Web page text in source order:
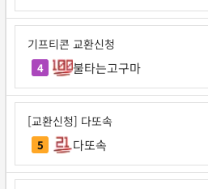
기프티콘 교환신청
4 불타는고구마
[교환신청] 다또속
5 다또속